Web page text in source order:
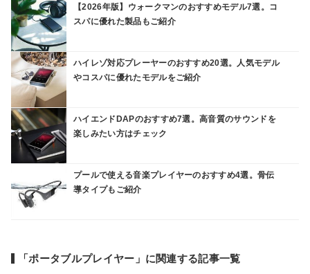
【2026年版】ウォークマンのおすすめモデル7選。コ
スパに優れた製品もご紹介
ハイレゾ対応プレーヤーのおすすめ20選。人気モデル
やコスパに優れたモデルをご紹介
ハイエンドDAPのおすすめ7選。高音質のサウンドを
楽しみたい方はチェック
プールで使える音楽プレイヤーのおすすめ4選。骨伝
導タイプもご紹介
「ポータブルプレイヤー」に関連する記事一覧